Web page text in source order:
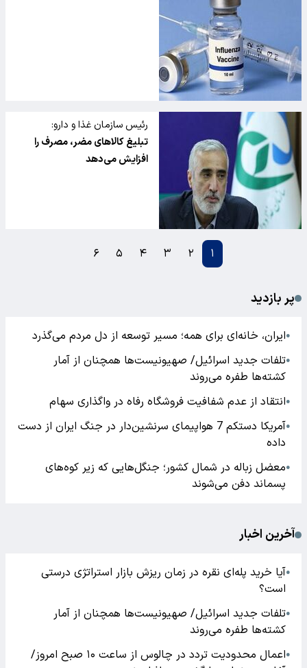
رئیس سازمان غذا و دارو:
تبلیغ کالا‌های مضر، مصرف را
افزایش می‌دهد
۱ ۲ ۳ ۴ ۵ ۶
پر بازدید
●ایران، خانه‌ای برای همه؛ مسیر توسعه از دل مردم می‌گذرد
●تلفات جدید اسرائیل/ صهیونیست‌ها همچنان از آمار
کشته‌ها طفره می‌روند
●انتقاد از عدم شفافیت فروشگاه رفاه در واگذاری سهام
●
آمریکا دستکم 7 هواپیمای سرنشین‌دار در جنگ ایران از دست
داده
●معضل زباله در شمال کشور؛ جنگل‌هایی که زیر کوه‌های
پسماند دفن می‌شوند
آخرین اخبار
●آیا خرید پله‌ای نقره در زمان ریزش بازار استراتژی درستی
است؟
●تلفات جدید اسرائیل/ صهیونیست‌ها همچنان از آمار
کشته‌ها طفره می‌روند
●
اعمال محدودیت تردد در چالوس از ساعت ۱۰ صبح امروز/